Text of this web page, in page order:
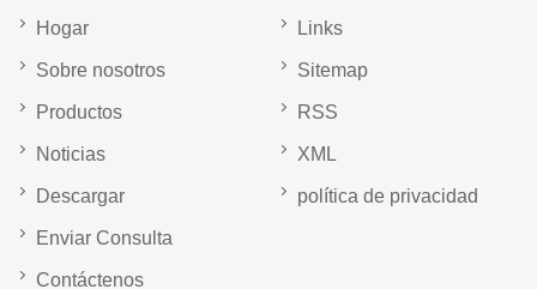
Hogar
Sobre nosotros
Productos
Noticias
Descargar
Enviar Consulta
Contáctenos
Links
Sitemap
RSS
XML
política de privacidad